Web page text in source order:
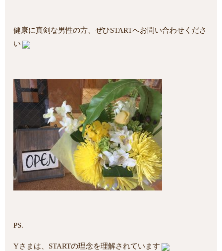
健康に真剣な男性の方、ぜひSTARTへお問い合わせくださ
い
PS.
Yさまは、STARTの理念を理解されています